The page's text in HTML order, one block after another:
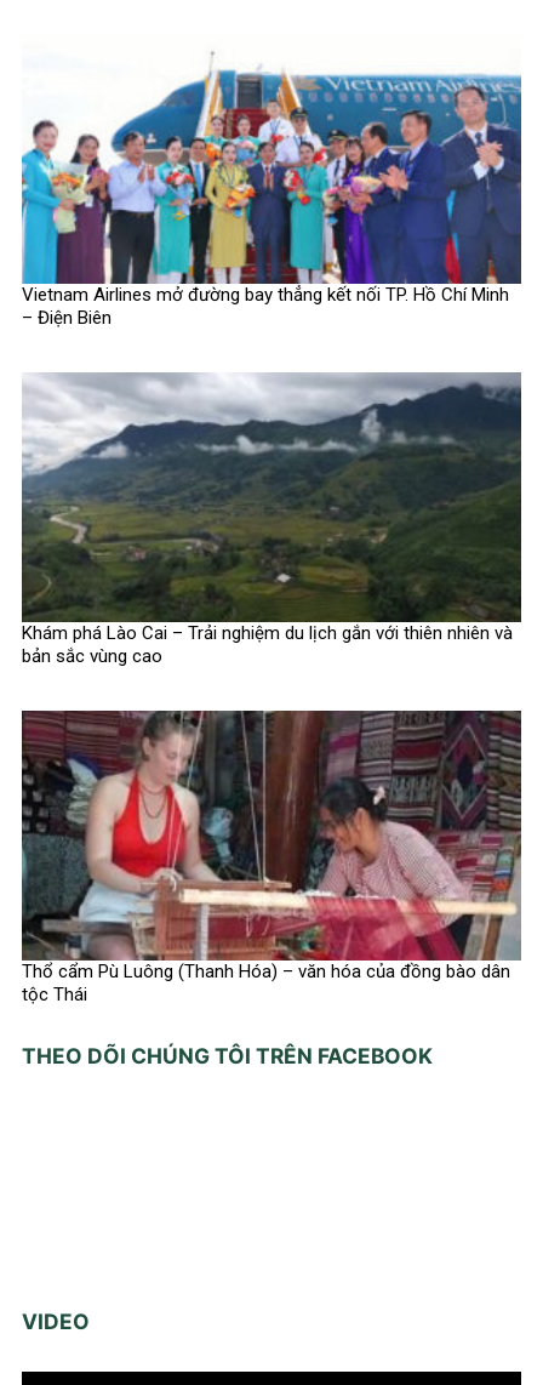
Vietnam Airlines mở đường bay thẳng kết nối TP. Hồ Chí Minh
– Điện Biên
Khám phá Lào Cai – Trải nghiệm du lịch gắn với thiên nhiên và
bản sắc vùng cao
Thổ cẩm Pù Luông (Thanh Hóa) – văn hóa của đồng bào dân
tộc Thái
THEO DÕI CHÚNG TÔI TRÊN FACEBOOK
VIDEO